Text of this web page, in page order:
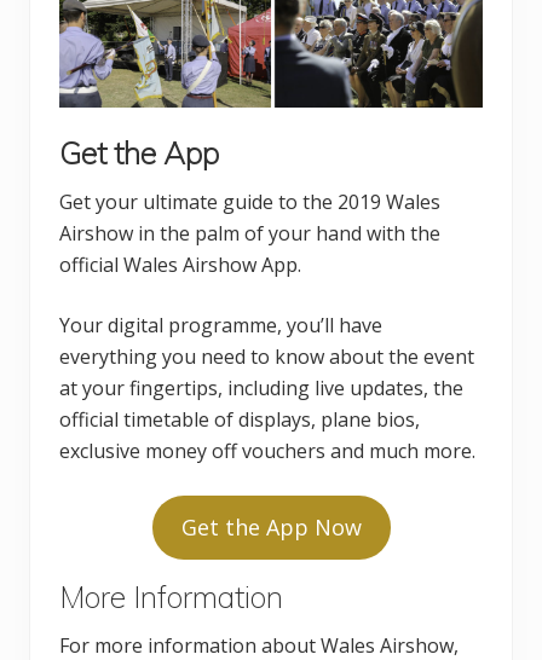
Get the App
Get your ultimate guide to the 2019 Wales
Airshow in the palm of your hand with the
official Wales Airshow App.
Your digital programme, you’ll have
everything you need to know about the event
at your fingertips, including live updates, the
official timetable of displays, plane bios,
exclusive money off vouchers and much more.
Get the App Now
More Information
For more information about Wales Airshow,